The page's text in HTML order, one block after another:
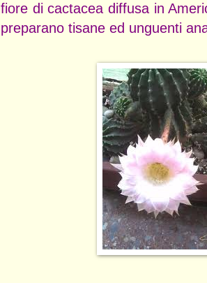
fiore di cactacea diffusa in
preparano tisane ed unguenti